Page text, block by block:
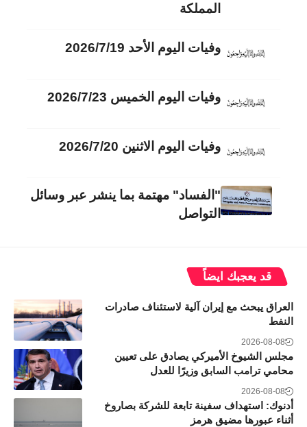
المملكة
وفيات اليوم الأحد 2026/7/19
وفيات اليوم الخميس 2026/7/23
وفيات اليوم الاثنين 2026/7/20
"الفساد" مهتمة بما ينشر عبر وسائل
التواصل
قد يعجبك ايضاً
العراق يبحث مع إيران آلية لاستئناف صادرات
النفط
2026-08-08
مجلس الشيوخ الأميركي يصادق على تعيين
محامي ترامب السابق وزيرًا للعدل
2026-08-08
أدنوك: استهداف سفينة تابعة للشركة بصاروخ
أثناء عبورها مضيق هرمز